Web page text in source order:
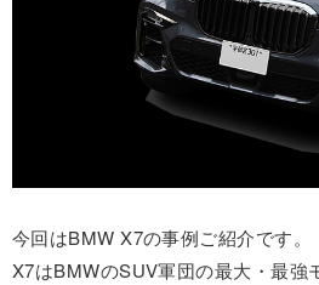
今回はBMW X7の事例ご紹介です。
X7はBMWのSUV軍団の最大・最強